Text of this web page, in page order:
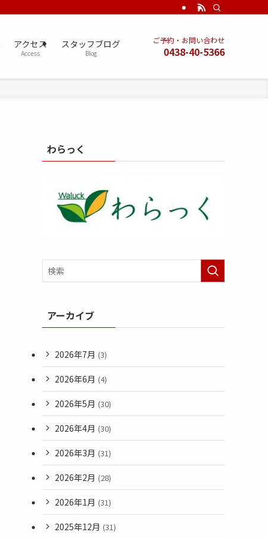
アクセス
Access
スタッフブログ
Blog
ご予約・お問い合わせ
0438-40-5366
わらっく
アーカイブ
2026年7月 (3)
2026年6月 (4)
2026年5月 (30)
2026年4月 (30)
2026年3月 (31)
2026年2月 (28)
2026年1月 (31)
2025年12月 (31)